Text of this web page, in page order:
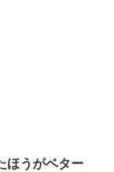
ほうがベター